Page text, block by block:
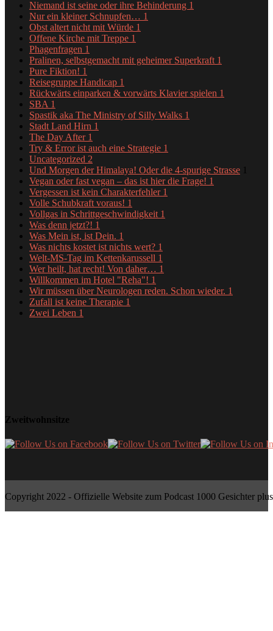
Niemand ist seine oder ihre Behinderung 1
Nur ein kleiner Schnupfen… 1
Obst altert nicht mit Würde 1
Offene Kirche mit Treppe 1
Phagenfragen 1
Pralinen, selbstgemacht mit geheimer Superkraft 1
Pure Fiktion! 1
Reisegruppe Handicap 1
Rückwärts einparken & vorwärts Klavier spielen 1
SBA 1
Spastik aka The Ministry of Silly Walks 1
Stadt Land Hirn 1
The Day After 1
Try & Error ist auch eine Strategie 1
Uncategorized 2
Und Morgen der Himalaya! Oder die 4-spurige Strasse 1
Vegan oder fast vegan – das ist hier die Frage! 1
Vergessen ist kein Charakterfehler 1
Volle Schubkraft voraus! 1
Vollgas in Schrittgeschwindigkeit 1
Was denn jetzt?! 1
Was Mein ist, ist Dein. 1
Was nichts kostet ist nichts wert? 1
Welt-MS-Tag im Kettenkarussell 1
Wer heilt, hat recht! Von daher… 1
Willkommen im Hotel "Reha"! 1
Wir müssen über Neurologen reden. Schon wieder. 1
Zufall ist keine Therapie 1
Zwei Leben 1
Zweitwohnsitze
Copyright 2022 - Offizielle Website zum Podcast 1000 Gesichter